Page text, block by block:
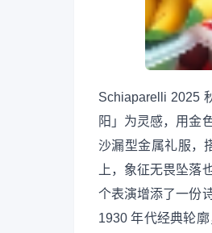
Schiaparelli 2025
阳」为灵感，用金
沙漏型金属礼服，
上，象征无畏坠落
个表演增添了一份
1930 年代经典轮